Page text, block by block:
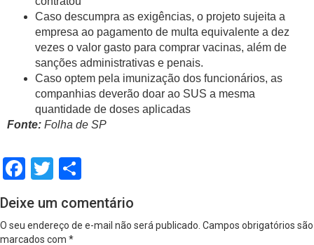
Caso descumpra as exigências, o projeto sujeita a
empresa ao pagamento de multa equivalente a dez
vezes o valor gasto para comprar vacinas, além de
sanções administrativas e penais.
Caso optem pela imunização dos funcionários, as
companhias deverão doar ao SUS a mesma
quantidade de doses aplicadas
Fonte: Folha de SP
Facebook
Twitter
Deixe um comentário
O seu endereço de e-mail não será publicado. Campos obrigatórios são
marcados com *